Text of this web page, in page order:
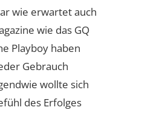
wie erwartet auch
wie das GQ
Playboy haben
Gebrauch
wollte sich
des Erfolges